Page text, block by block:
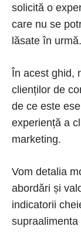
solicită o
care nu se
lăsate în urmă.
În acest ghid,
clienților de
de ce este
experiență a
marketing.
Vom detalia
abordări și
indicatorii
supraalimenta